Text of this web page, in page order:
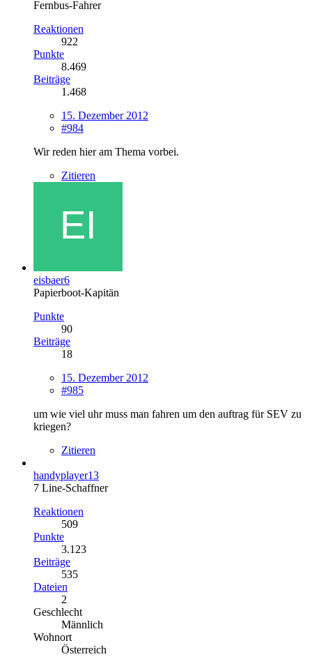
Fernbus-Fahrer
Reaktionen
922
Punkte
8.469
Beiträge
1.468
15. Dezember 2012
#984
Wir reden hier am Thema vorbei.
Zitieren
eisbaer6
Papierboot-Kapitän
Punkte
90
Beiträge
18
15. Dezember 2012
#985
um wie viel uhr muss man fahren um den auftrag für SEV zu
kriegen?
Zitieren
handyplayer13
7 Line-Schaffner
Reaktionen
509
Punkte
3.123
Beiträge
535
Dateien
2
Geschlecht
Männlich
Wohnort
Österreich